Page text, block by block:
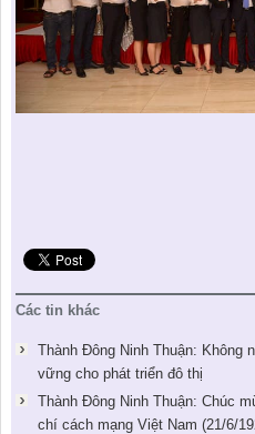
Các tin khác
Thành Đông Ninh Thuận: Không
vững cho phát triển đô thị
Thành Đông Ninh Thuận: Chúc
chí cách mạng Việt Nam (21/6/